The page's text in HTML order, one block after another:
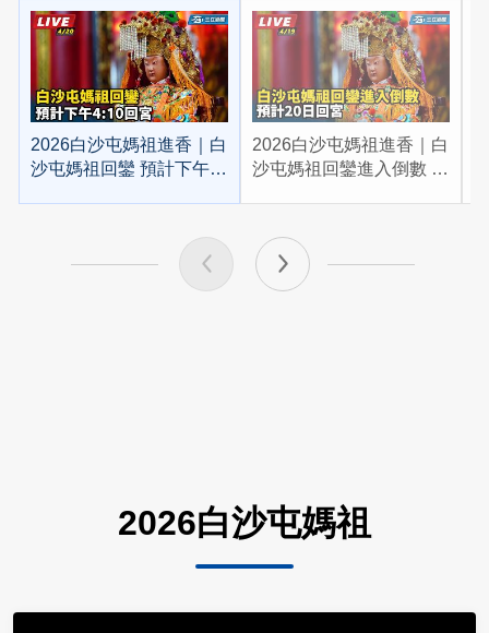
2026白沙屯媽祖進香｜白
沙屯媽祖回鑾 預計下午
2026白沙屯媽祖進香｜白
沙屯媽祖回鑾進入倒數 預
2026白沙屯媽祖